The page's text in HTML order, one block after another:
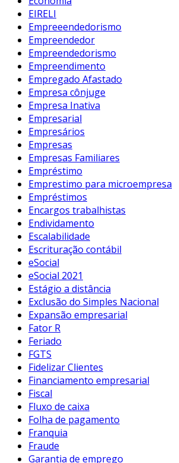
EIRELI
Empreeendedorismo
Empreendedor
Empreendedorismo
Empreendimento
Empregado Afastado
Empresa cônjuge
Empresa Inativa
Empresarial
Empresários
Empresas
Empresas Familiares
Empréstimo
Emprestimo para microempresa
Empréstimos
Encargos trabalhistas
Endividamento
Escalabilidade
Escrituração contábil
eSocial
eSocial 2021
Estágio a distância
Exclusão do Simples Nacional
Expansão empresarial
Fator R
Feriado
FGTS
Fidelizar Clientes
Financiamento empresarial
Fiscal
Fluxo de caixa
Folha de pagamento
Franquia
Fraude
Garantia de emprego